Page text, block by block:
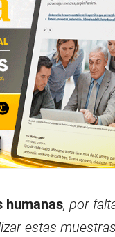
humanas, por
estas muestras